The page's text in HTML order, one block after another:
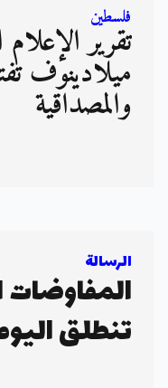
فلسطين
تقرير
ميلادينوف
والمصداقية
الرسالة
المفاوضات
تنطلق